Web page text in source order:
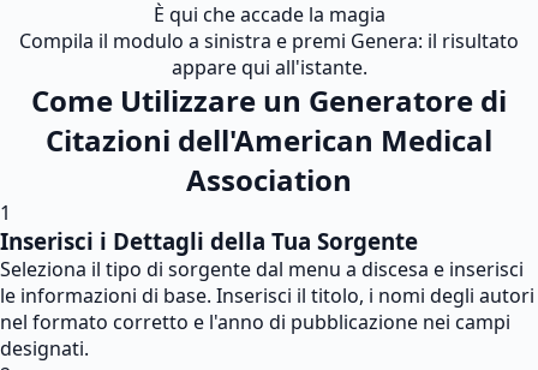
È qui che accade la magia
Compila il modulo a sinistra e premi Genera: il risultato
appare qui all'istante.
Come Utilizzare un Generatore di
Citazioni dell'American Medical
Association
1
Inserisci i Dettagli della Tua Sorgente
Seleziona il tipo di sorgente dal menu a discesa e inserisci
le informazioni di base. Inserisci il titolo, i nomi degli autori
nel formato corretto e l'anno di pubblicazione nei campi
designati.